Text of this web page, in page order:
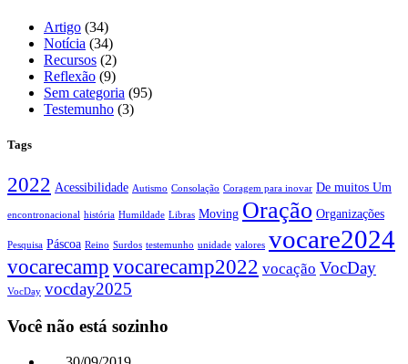
Artigo (34)
Notícia (34)
Recursos (2)
Reflexão (9)
Sem categoria (95)
Testemunho (3)
Tags
2022 Acessibilidade Autismo Consolação Coragem para inovar De muitos Um
encontronacional história Humildade Libras Moving Oração Organizações
Pesquisa Páscoa Reino Surdos testemunho unidade valores vocare2024
vocarecampvocarecamp2022 vocação VocDay
VocDay vocday2025
Você não está sozinho